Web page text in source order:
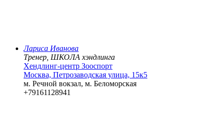
Лариса Иванова
Тренер, ШКОЛА хэндлинга
Хендлинг-центр Зооспорт
Москва, Петрозаводская улица, 15к5
м. Речной вокзал, м. Беломорская
+79161128941